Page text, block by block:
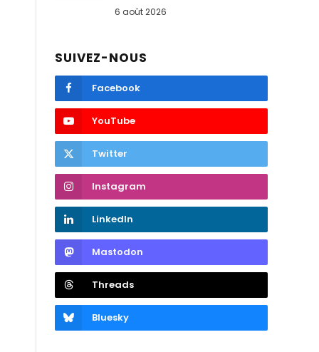
6 août 2026
SUIVEZ-NOUS
Facebook
YouTube
Twitter
Instagram
LinkedIn
Mastodon
Threads
Bluesky